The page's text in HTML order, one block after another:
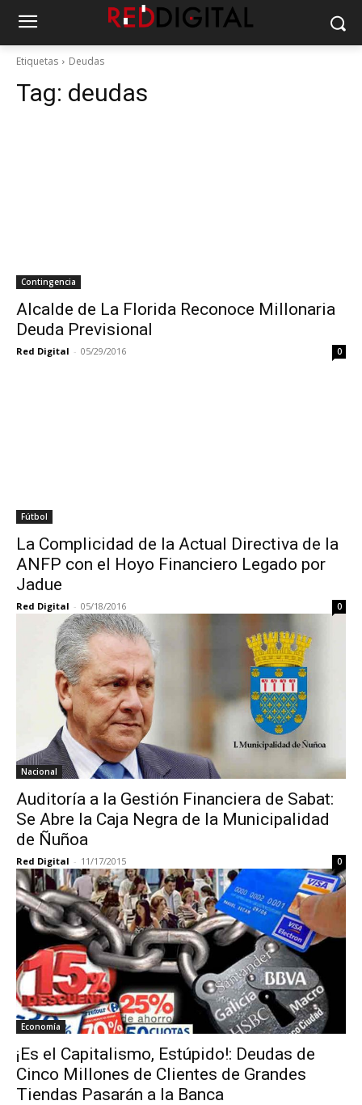
Etiquetas Deudas
Tag: deudas
Contingencia
Alcalde de La Florida Reconoce Millonaria
Deuda Previsional
Red Digital - 05/29/2016 0
Fútbol
La Complicidad de la Actual Directiva de la
ANFP con el Hoyo Financiero Legado por
Jadue
Red Digital - 05/18/2016 0
Nacional
Auditoría a la Gestión Financiera de Sabat:
Se Abre la Caja Negra de la Municipalidad
de Ñuñoa
Red Digital - 11/17/2015 0
Economía
¡Es el Capitalismo, Estúpido!: Deudas de
Cinco Millones de Clientes de Grandes
Tiendas Pasarán a la Banca